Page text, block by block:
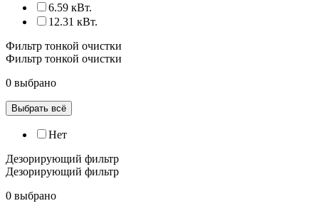
6.59 кВт.
12.31 кВт.
Фильтр тонкой очистки
Фильтр тонкой очистки
0 выбрано
Выбрать всё
Нет
Дезорирующий фильтр
Дезорирующий фильтр
0 выбрано